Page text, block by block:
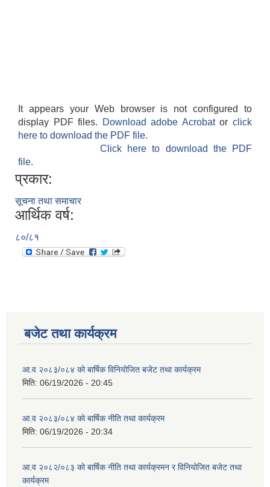
It appears your Web browser is not configured to
display PDF files.
Download adobe Acrobatorclick
here to download the PDF file.
Click here to download the PDF
file.
प्रकार:
सूचना तथा समाचार
आर्थिक वर्ष:
८०/८१
बजेट तथा कार्यक्रम
आ.व २०८३/०८४ को बार्षिक विनियोजित बजेट तथा कार्यक्रम
मिति: 06/19/2026 - 20:45
आ.व २०८३/०८४ को बार्षिक नीति तथा कार्यक्रम
मिति: 06/19/2026 - 20:34
आ.व २०८२/०८३ को बार्षिक नीति तथा कार्यक्रमन र विनियोजित बजेट तथा
कार्यक्रम